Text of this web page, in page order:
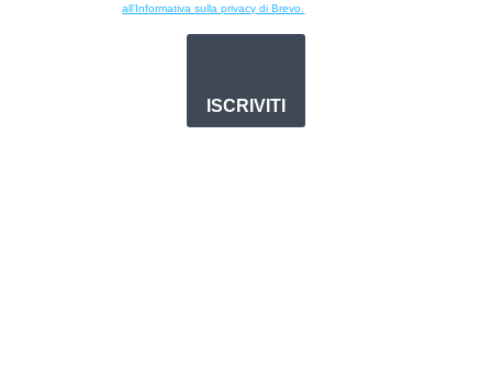
all’Informativa sulla privacy di Brevo.
ISCRIVITI